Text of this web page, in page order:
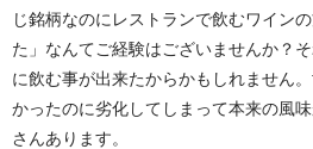
じ銘柄なのにレストランで飲むワイン
た」なんてご経験はございませんか？
に飲む事が出来たからかもしれません
かったのに劣化してしまって本来の風
さんあります。